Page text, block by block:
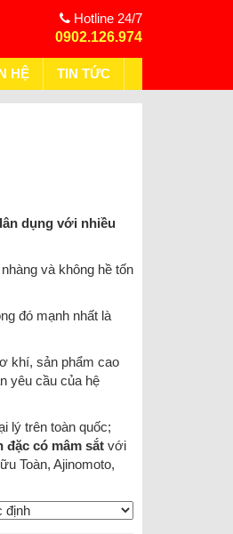
Hotline 24/7
0902.126.974
HỆ TIN TỨC
dụng với nhiều
và không hề tốn
đó mạnh nhất là
khí, sản phẩm cao
yêu cầu của hệ
lý trên toàn quốc;
đặc có mâm sắtvới
Toàn, Ajinomoto,